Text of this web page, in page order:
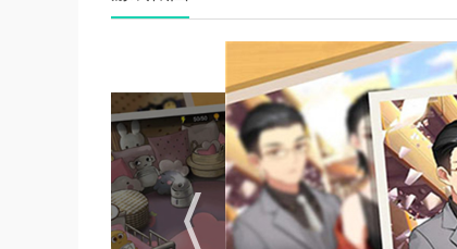
游戏讲解
1. 代际传承机制：每代角色初始天赋由前代
特长图鉴，可为第二代增加基础属性点，职
一代”的成长闭环。
2. 多维属性培养：玩家需平衡智商、情商、
值，高中阶段利用“国青队集训”强化体魄，
动缓解焦虑。